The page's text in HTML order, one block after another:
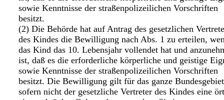
sowie Kenntnisse der straßenpolizeilichen Vorschriften
besitzt.
(2) Die Behörde hat auf Antrag des gesetzlichen
des Kindes die Bewilligung nach Abs. 1 zu erteilen,
das Kind das 10. Lebensjahr vollendet hat und
ist, daß es die erforderliche körperliche und geistige
sowie Kenntnisse der straßenpolizeilichen Vorschriften
besitzt. Die Bewilligung gilt für das ganze
sofern nicht der gesetzliche Vertreter des Kindes eine